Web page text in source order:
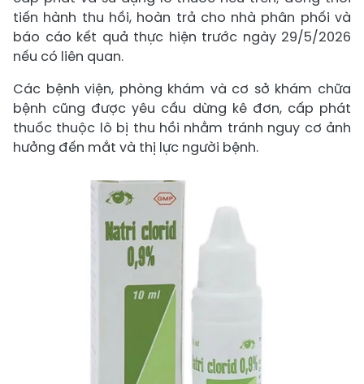
tiến hành thu hồi, hoàn trả cho nhà phân phối và
báo cáo kết quả thực hiện trước ngày 29/5/2026
nếu có liên quan.
Các bệnh viện, phòng khám và cơ sở khám chữa
bệnh cũng được yêu cầu dừng kê đơn, cấp phát
thuốc thuộc lô bị thu hồi nhằm tránh nguy cơ ảnh
hưởng đến mắt và thị lực người bệnh.